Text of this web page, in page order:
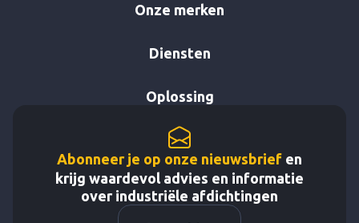
Onze merken
Diensten
Oplossing
Abonneer je op onze nieuwsbrief en
krijg waardevol advies en informatie
over industriële afdichtingen